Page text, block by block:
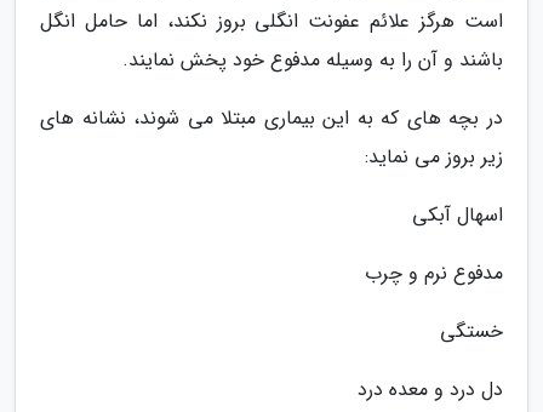
است هرگز علائم عفونت انگلی بروز نکند، اما حامل انگل
باشند و آن را به وسیله مدفوع خود پخش نمایند.
در بچه های که به این بیماری مبتلا می شوند، نشانه های
زیر بروز می نماید:
اسهال آبکی
مدفوع نرم و چرب
خستگی
دل درد و معده درد